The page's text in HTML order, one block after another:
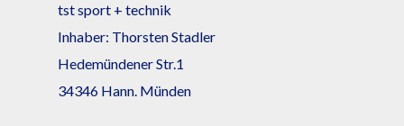
tst sport + technik
Inhaber: Thorsten Stadler
Hedemündener Str.1
34346 Hann. Münden